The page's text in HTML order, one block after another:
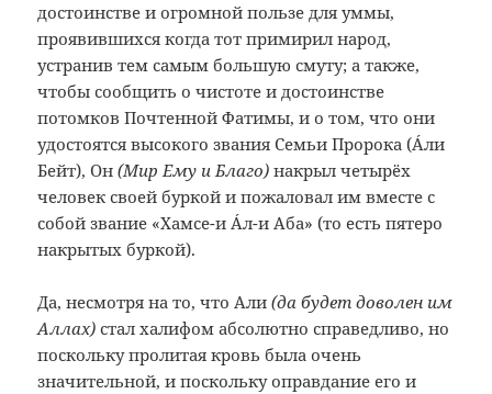
достоинстве и огромной пользе для уммы,
проявившихся когда тот примирил народ,
устранив тем самым большую смуту; а также,
чтобы сообщить о чистоте и достоинстве
потомков Почтенной Фатимы, и о том, что они
удостоятся высокого звания Семьи Пророка (Áли
Бейт), Он(Мир Ему и Благо) накрыл четырёх
человек своей буркой и пожаловал им вместе с
собой звание «Хамсе-и Áл-и Аба» (то есть пятеро
накрытых буркой).
Да, несмотря на то, что Али(да будет доволен им
Аллах) стал халифом абсолютно справедливо, но
поскольку пролитая кровь была очень
значительной, и поскольку оправдание его и